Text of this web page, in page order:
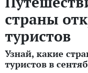
страны
туристов
Узнай, какие
туристов в